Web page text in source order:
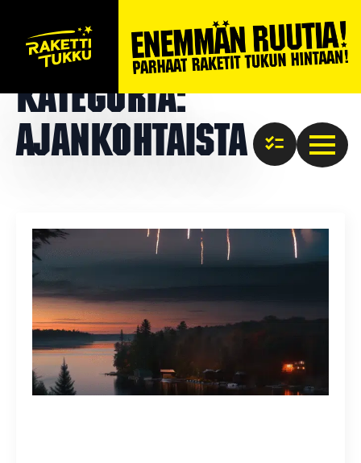
Kategoria:
Ajankohtaista